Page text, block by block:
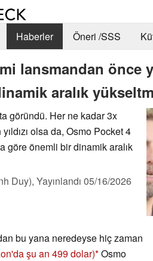
Haberler Öneri /SSS
lansmandan önce
aralık
göründü. Her ne kadar 3x
olsa da, Osmo Pocket 4
göre önemli bir dinamik aralık
Duy), Yayınlandı 05/16/2026
bu yana neredeyse hiç zaman
şu an 499 dolar) Osmo